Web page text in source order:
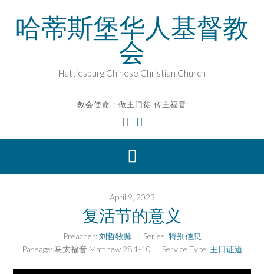
content哈蒂斯堡华人基督教
会
Hattiesburg Chinese Christian Church
教会使命：做主门徒 传主福音
April 9, 2023
复活节的意义
Preacher: 刘哲牧师 Series: 特别信息
Passage: 马太福音 Matthew 28:1-10 Service Type: 主日证道